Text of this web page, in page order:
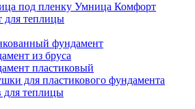
под пленку Умница Комфорт
для теплицы
фундамент
из бруса
пластиковый
для пластикового фундамента
для теплицы